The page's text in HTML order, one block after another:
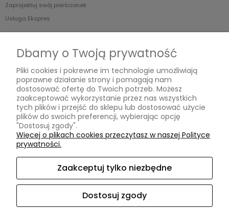
Zaprojektuj swój pierścionek
Usługa Ekspres
O Nas
MOISSANIT.PL
Pn-Pt w godzinach 11.00-17.00 (po wcześniejszym umówieniu)
ul. Swarzewska 58 lok.3
01-821 Warszawa
Obsługa Klienta
Dbamy o Twoją prywatność
Pliki cookies i pokrewne im technologie umożliwiają
poprawne działanie strony i pomagają nam
dostosować ofertę do Twoich potrzeb. Możesz
zaakceptować wykorzystanie przez nas wszystkich
tych plików i przejść do sklepu lub dostosować użycie
plików do swoich preferencji, wybierając opcję
"Dostosuj zgody".
Więcej o plikach cookies przeczytasz w naszej Polityce
prywatności.
Zaakceptuj tylko niezbędne
Dostosuj zgody